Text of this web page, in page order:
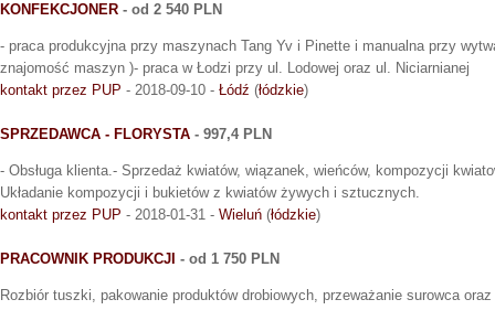
KONFEKCJONER - od 2 540 PLN
- praca produkcyjna przy maszynach Tang Yv i Pinette i manualna przy
znajomość maszyn )- praca w Łodzi przy ul. Lodowej oraz ul. Niciarnianej
kontakt przez PUP - 2018-09-10 - Łódź (łódzkie)
SPRZEDAWCA - FLORYSTA - 997,4 PLN
- Obsługa klienta.- Sprzedaż kwiatów, wiązanek, wieńców, kompozycji
Układanie kompozycji i bukietów z kwiatów żywych i sztucznych.
kontakt przez PUP - 2018-01-31 - Wieluń (łódzkie)
PRACOWNIK PRODUKCJI - od 1 750 PLN
Rozbiór tuszki, pakowanie produktów drobiowych, przeważanie surowca